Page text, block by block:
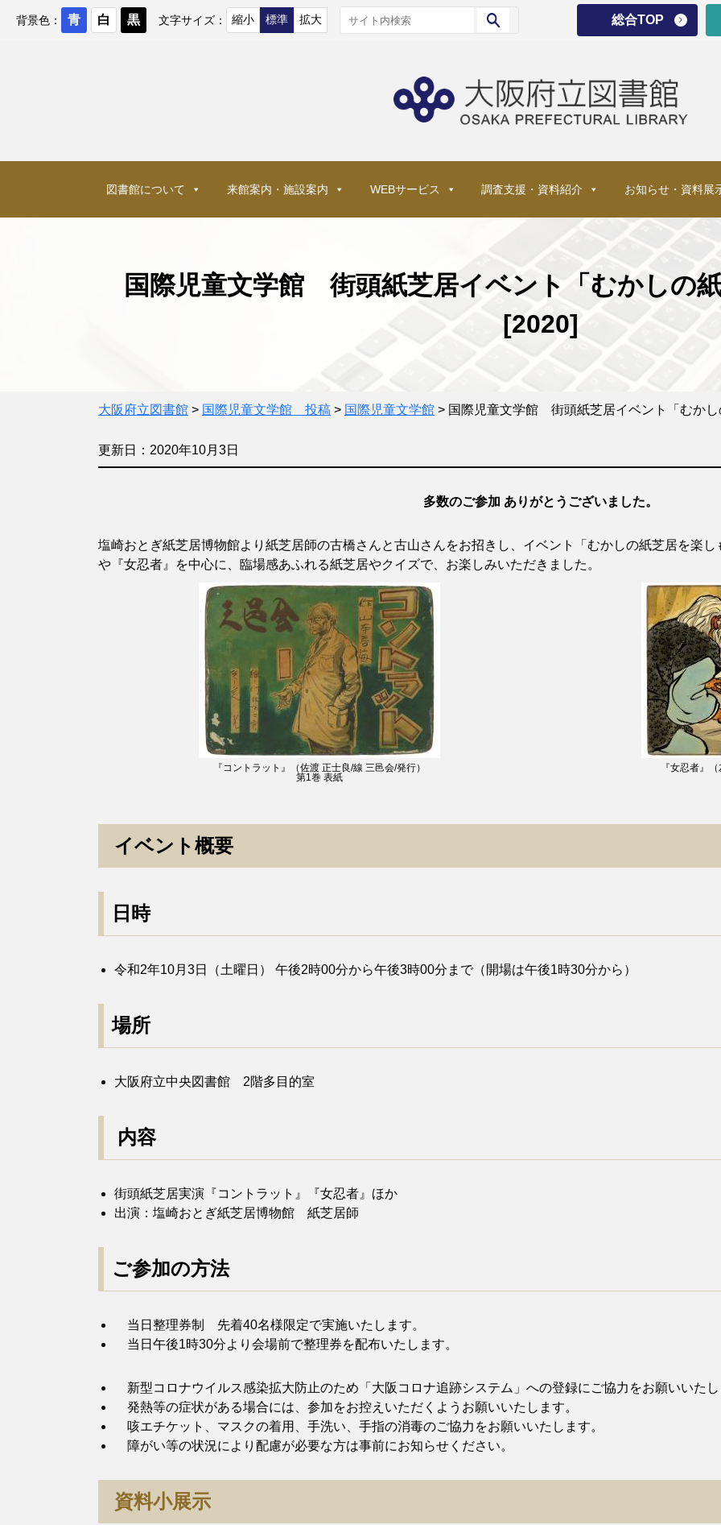
図書館について 来館案内・施設案内 WEBサービス 調査支援・資料紹介 お知らせ・資料展
背景色： 文字サイズ： 総合TOP
国際児童文学館 街頭紙芝居イベント「むかしの
[2020]
大阪府立図書館 > 国際児童文学館 投稿 > 国際児童文学館 > 国際児童文学館 街頭紙芝居イベント「むか
更新日：2020年10月3日
多数のご参加 ありがとうございました。
塩崎おとぎ紙芝居博物館より紙芝居師の古橋さんと古山さんをお招きし、イベント「むかしの紙芝居を楽
や『女忍者』を中心に、臨場感あふれる紙芝居やクイズで、お楽しみいただきました。
『コントラット』（佐渡 正士良/線 三邑会/発行）
第1巻 表紙
『女忍者』
イベント概要
日時
令和2年10月3日（土曜日） 午後2時00分から午後3時00分まで（開場は午後1時30分から）
場所
大阪府立中央図書館 2階多目的室
内容
街頭紙芝居実演『コントラット』『女忍者』ほか
出演：塩崎おとぎ紙芝居博物館 紙芝居師
ご参加の方法
当日整理券制 先着40名様限定で実施いたします。
当日午後1時30分より会場前で整理券を配布いたします。
新型コロナウイルス感染拡大防止のため「大阪コロナ追跡システム」への登録にご協力をお願いいた
発熱等の症状がある場合には、参加をお控えいただくようお願いいたします。
咳エチケット、マスクの着用、手洗い、手指の消毒のご協力をお願いいたします。
障がい等の状況により配慮が必要な方は事前にお知らせください。
資料小展示